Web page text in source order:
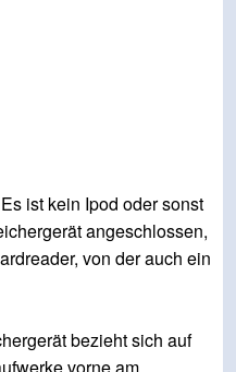
ist kein Ipod oder sonst
angeschlossen,
von der auch ein
bezieht sich auf